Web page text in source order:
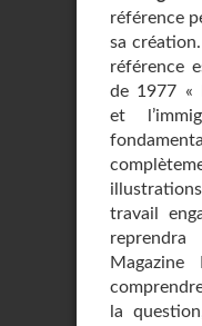
référence
sa
référence
de 1977 «
et
travail
la